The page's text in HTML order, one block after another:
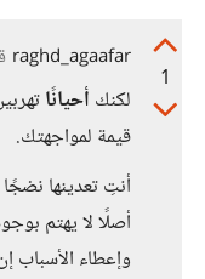
1
raghd_agaafar
لكنك أحيانًا
قيمة لمواجهتك.
أنتِ تعدينها
أصلًا لا يهتم
وإعطاء الأسباب